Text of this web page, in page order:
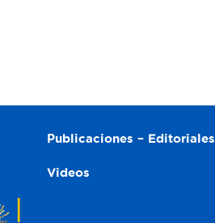
Publicaciones – Editoriales
Videos